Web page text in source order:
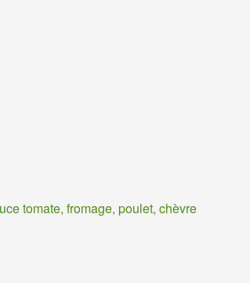
tomate, fromage, poulet, chèvre